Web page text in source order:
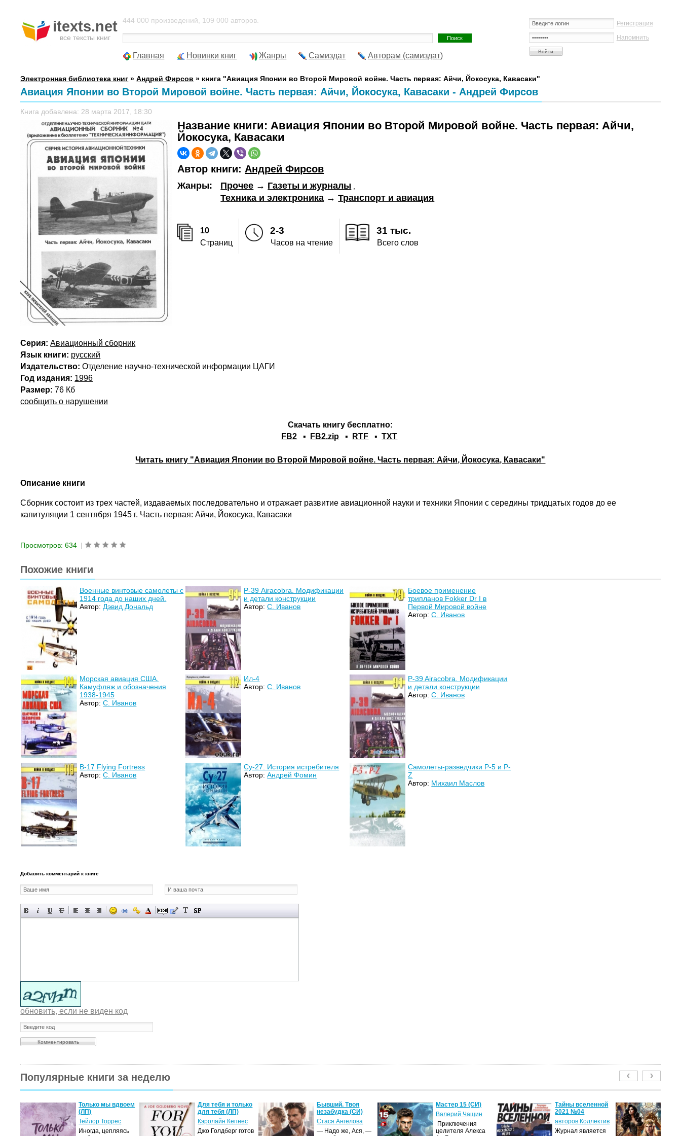
itexts.net
все тексты книг
Регистрация
Напомнить
444 000 произведений, 109 000 авторов.
Главная Новинки книг Жанры Самиздат Авторам (самиздат)
Электронная библиотека книг »Андрей Фирсов » книга "Авиация Японии во Второй Мировой войне. Часть первая: Айчи, Йокосука, Кавасаки"
Авиация Японии во Второй Мировой войне. Часть первая: Айчи, Йокосука, Кавасаки - Андрей Фирсов
Книга добавлена: 28 марта 2017, 18:30
Название книги:Авиация Японии во Второй Мировой войне. Часть первая: Айчи,
Йокосука, Кавасаки
Автор книги: Андрей Фирсов
Жанры: Прочее → Газеты и журналы
Техника и электроника →Транспорт и авиация
10
Страниц
2-3
Часов на чтение
31 тыс.
Всего слов
Серия: Авиационный сборник
Язык книги: русский
Издательство: Отделение научно-технической информации ЦАГИ
Год издания: 1996
Размер: 76 Кб
сообщить о нарушении
Скачать книгу бесплатно:
FB2 ▪ FB2.zip ▪ RTF ▪TXT
Читать книгу "Авиация Японии во Второй Мировой войне. Часть первая: Айчи, Йокосука, Кавасаки"
Описание книги
Сборник состоит из трех частей, издаваемых последовательно и отражает развитие авиационной науки и техники Японии с середины тридцатых годов до ее
капитуляции 1 сентября 1945 г. Часть первая: Айчи, Йокосука, Кавасаки
Просмотров: 634 |
Похожие книги
Военные винтовые самолеты с
1914 года до наших дней.
Автор:Дэвид Дональд
Р-39 Airacobra. Модификации
и детали конструкции
Автор:С. Иванов
Боевое применение
трипланов Fokker Dr I в
Первой Мировой войне
Автор:С. Иванов
Морская авиация США.
Камуфляж и обозначения
1938-1945
Автор:С. Иванов
Ил-4
Автор:С. Иванов
P-39 Airacobra. Модификации
и детали конструкции
Автор:С. Иванов
В-17 Flying Fortress
Автор:С. Иванов
Су-27. История истребителя
Автор:Андрей Фомин
Самолеты-разведчики Р-5 и P-
Z
Автор: Михаил Маслов
Добавить комментарий к книге
обновить, если не виден код
Популярные книги за неделю
Только мы вдвоем
(ЛП)
Тейлор Торрес
Иногда, цепляясь
Для тебя и только
для тебя (ЛП)
Кэролайн Кепнес
Джо Голдберг готов
Бывший. Твоя
незабудка (СИ)
Стася Ангелова
— Надо же, Ася, —
Мастер 15 (СИ)
Валерий Чащин
Приключения
целителя Алекса
Тайны вселенной
2021 №04
авторов Коллектив
Журнал является